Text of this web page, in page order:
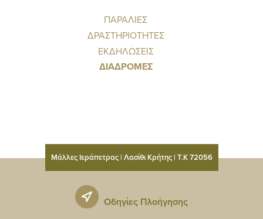
ΠΑΡΑΛΙΕΣ
ΔΡΑΣΤΗΡΙΟΤΗΤΕΣ
ΕΚΔΗΛΩΣΕΙΣ
ΔΙΑΔΡΟΜΕΣ
Μάλλες Ιεράπετρας | Λασίθι Κρήτης | Τ.Κ 72056
Οδηγίες Πλοήγησης